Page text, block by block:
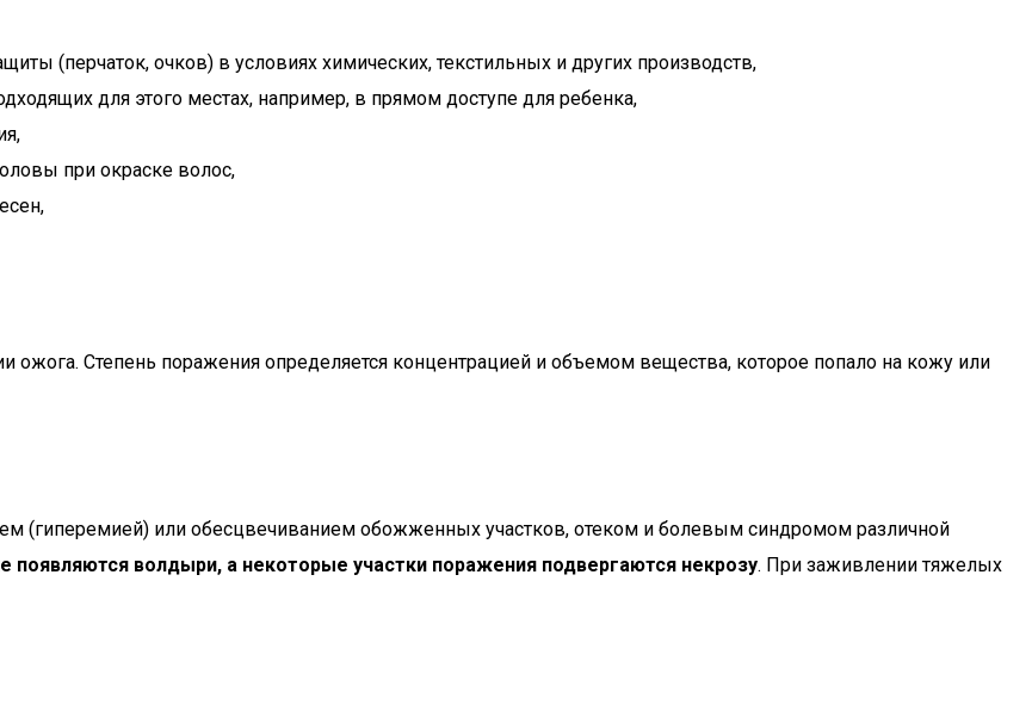
(перчаток, очков) в условиях химических, текстильных и других производств,
для этого местах, например, в прямом доступе для ребенка,
при окраске волос,
ожога. Степень поражения определяется концентрацией и объемом вещества, которое попало на кожу или
(гиперемией) или обесцвечиванием обожженных участков, отеком и болевым синдромом различной
волдыри, а некоторые участки поражения подвергаются некрозу. При заживлении тяжелых